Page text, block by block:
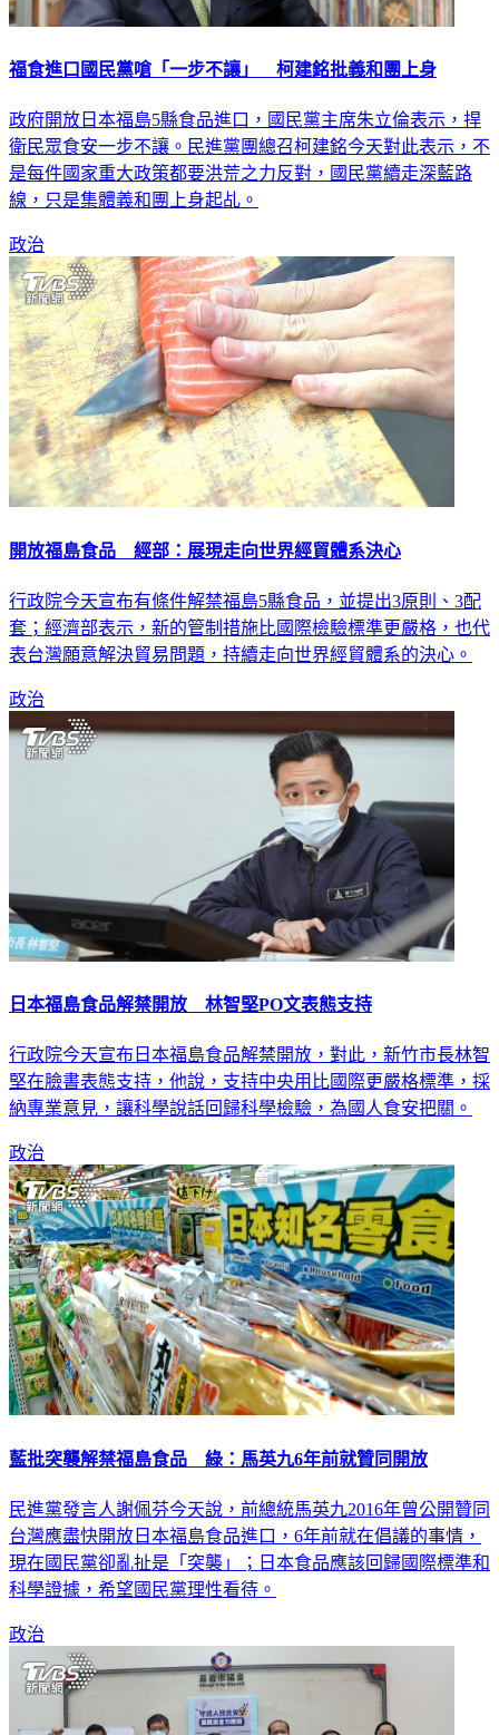
福食進口國民黨嗆「一步不讓」 柯建銘批義和團上身
政府開放日本福島5縣食品進口，國民黨主席朱立倫表示，捍
衛民眾食安一步不讓。民進黨團總召柯建銘今天對此表示，不
是每件國家重大政策都要洪荒之力反對，國民黨續走深藍路
線，只是集體義和團上身起乩。
政治
開放福島食品 經部：展現走向世界經貿體系決心
行政院今天宣布有條件解禁福島5縣食品，並提出3原則、3配
套；經濟部表示，新的管制措施比國際檢驗標準更嚴格，也代
表台灣願意解決貿易問題，持續走向世界經貿體系的決心。
政治
日本福島食品解禁開放 林智堅PO文表態支持
行政院今天宣布日本福島食品解禁開放，對此，新竹市長林智
堅在臉書表態支持，他說，支持中央用比國際更嚴格標準，採
納專業意見，讓科學說話回歸科學檢驗，為國人食安把關。
政治
藍批突襲解禁福島食品 綠：馬英九6年前就贊同開放
民進黨發言人謝佩芬今天說，前總統馬英九2016年曾公開贊同
台灣應盡快開放日本福島食品進口，6年前就在倡議的事情，
現在國民黨卻亂扯是「突襲」；日本食品應該回歸國際標準和
科學證據，希望國民黨理性看待。
政治